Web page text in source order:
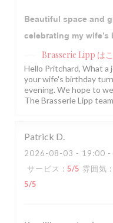
Beautiful space and
celebrating my wife’s
Brasserie Lipp は
Hello Pritchard, What a
your wife's birthday
evening. We hope to
The Brasserie Lipp
Patrick D
2026-08-03 - 19:00 -
サービス : 5/5 雰囲気 :
5/5